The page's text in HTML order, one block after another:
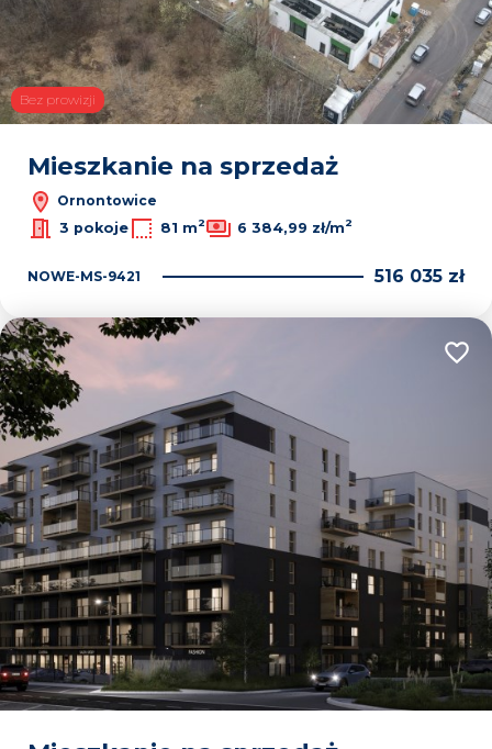
Bez prowizji
Mieszkanie na sprzedaż
Ornontowice
3 pokoje
81 m2 6 384,99 zł/m2
NOWE-MS-9421 516 035 zł